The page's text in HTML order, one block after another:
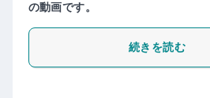
の動画です。
続きを読む